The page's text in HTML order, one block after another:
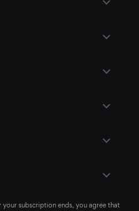
your subscription ends, you agree that